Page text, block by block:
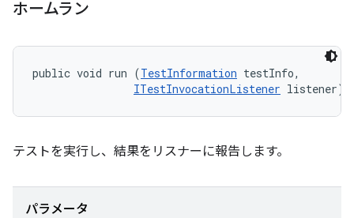
ホームラン
public void run (TestInformation testInfo,
ITestInvocationListener listener)
テストを実行し、結果をリスナーに報告します。
パラメータ